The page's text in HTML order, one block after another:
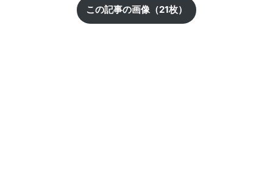
この記事の画像（21枚）